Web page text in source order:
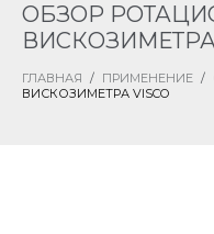
ОБЗОР
ВИСКОЗИМЕТРА
ГЛАВНАЯ / ПРИМЕНЕНИЕ /
ВИСКОЗИМЕТРА VISCO